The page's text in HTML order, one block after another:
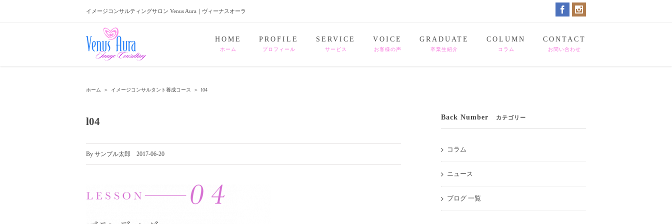
イメージコンサルティングサロン Venus Aura｜ヴィーナスオーラ
HOME
ホーム
PROFILE
プロフィール
SERVICE
サービス
VOICE
お客様の声
GRADUATE
卒業生紹介
COLUMN
コラム
CONTACT
お問い合わせ
ホーム ＞ イメージコンサルタント養成コース ＞ l04
l04
By サンプル太郎 2017-06-20
Back Number カテゴリー
コラム
ニュース
ブログ 一覧